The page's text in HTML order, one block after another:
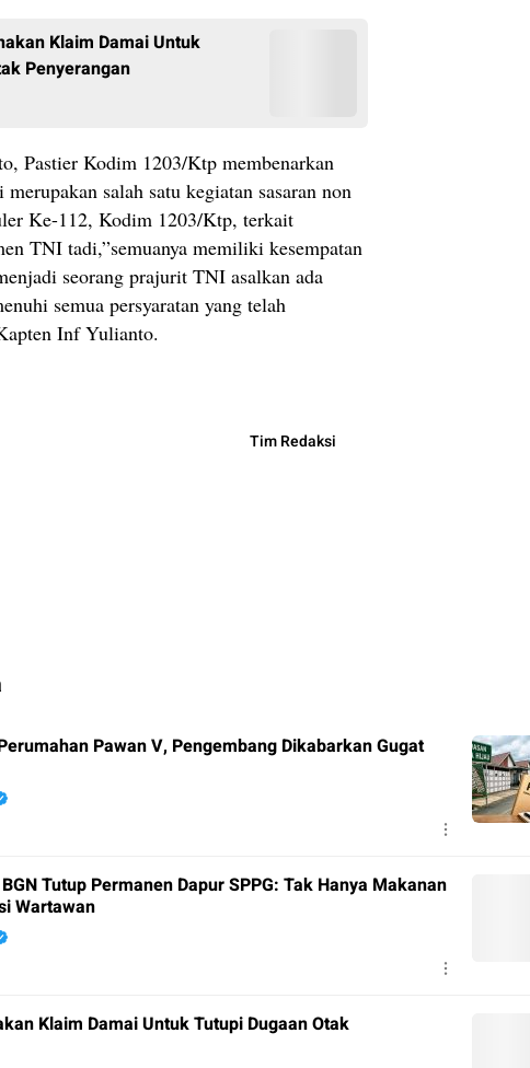
Klaim Damai Untuk
Penyerangan
Pastier Kodim 1203/Ktp membenarkan
salah satu kegiatan sasaran non
Ke-112, Kodim 1203/Ktp, terkait
TNI tadi,”semuanya memiliki kesempatan
seorang prajurit TNI asalkan ada
semua persyaratan yang telah
Inf Yulianto.
Tim Redaksi
Pawan V, Pengembang Dikabarkan Gugat
Tutup Permanen Dapur SPPG: Tak Hanya Makanan
Wartawan
Klaim Damai Untuk Tutupi Dugaan Otak